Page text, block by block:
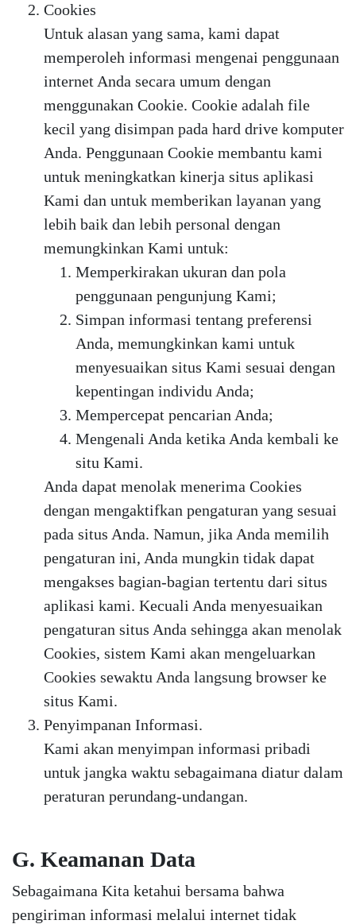
Cookies
Untuk alasan yang sama, kami dapat
memperoleh informasi mengenai penggunaan
internet Anda secara umum dengan
menggunakan Cookie. Cookie adalah file
kecil yang disimpan pada hard drive komputer
Anda. Penggunaan Cookie membantu kami
untuk meningkatkan kinerja situs aplikasi
Kami dan untuk memberikan layanan yang
lebih baik dan lebih personal dengan
memungkinkan Kami untuk:
Memperkirakan ukuran dan pola
penggunaan pengunjung Kami;
Simpan informasi tentang preferensi
Anda, memungkinkan kami untuk
menyesuaikan situs Kami sesuai dengan
kepentingan individu Anda;
Mempercepat pencarian Anda;
Mengenali Anda ketika Anda kembali ke
situ Kami.
Anda dapat menolak menerima Cookies
dengan mengaktifkan pengaturan yang sesuai
pada situs Anda. Namun, jika Anda memilih
pengaturan ini, Anda mungkin tidak dapat
mengakses bagian-bagian tertentu dari situs
aplikasi kami. Kecuali Anda menyesuaikan
pengaturan situs Anda sehingga akan menolak
Cookies, sistem Kami akan mengeluarkan
Cookies sewaktu Anda langsung browser ke
situs Kami.
Penyimpanan Informasi.
Kami akan menyimpan informasi pribadi
untuk jangka waktu sebagaimana diatur dalam
peraturan perundang-undangan.
G. Keamanan Data
Sebagaimana Kita ketahui bersama bahwa
pengiriman informasi melalui internet tidak